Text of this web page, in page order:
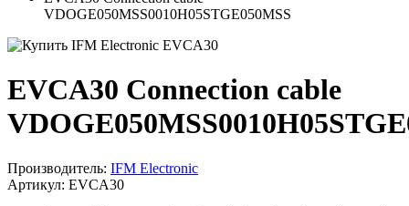
VDOGE050MSS0010H05STGE050MSS
EVCA30 Connection cable
Производитель: IFM Electronic
Артикул: EVCA30